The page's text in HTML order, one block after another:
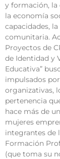
y formación, la
la economía
capacidades,
comunitaria.
Proyectos de
de Identidad y
Educativa”
impulsados
organizativas,
pertenencia
hace más de
mujeres
integrantes de
Formación
(que toma su